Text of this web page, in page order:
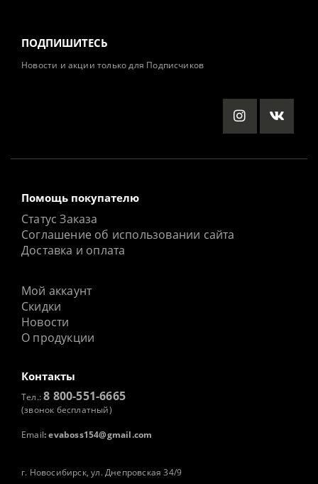
ПОДПИШИТЕСЬ
Новости и акции только для Подписчиков
Помощь покупателю
Статус Заказа
Соглашение об использовании сайта
Доставка и оплата
Мой аккаунт
Скидки
Новости
О продукции
Контакты
Тел.:8 800-551-6665
(звонок бесплатный)
Email: evaboss154@gmail.com
г. Новосибирск, ул. Днепровская 34/9